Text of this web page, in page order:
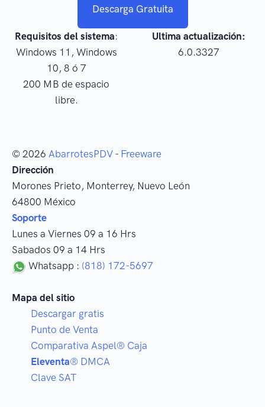
Descarga Gratuita
Requisitos del sistema:
Windows 11, Windows
10, 8 ó 7
200 MB de espacio
libre.
Ultima actualización:
6.0.3327
© 2026 AbarrotesPDV - Freeware
Dirección
Morones Prieto, Monterrey, Nuevo León
64800 México
Soporte
Lunes a Viernes 09 a 16 Hrs
Sabados 09 a 14 Hrs
Whatsapp : (818) 172-5697
Mapa del sitio
Descargar gratis
Punto de Venta
Comparativa Aspel® Caja
Eleventa® DMCA
Clave SAT